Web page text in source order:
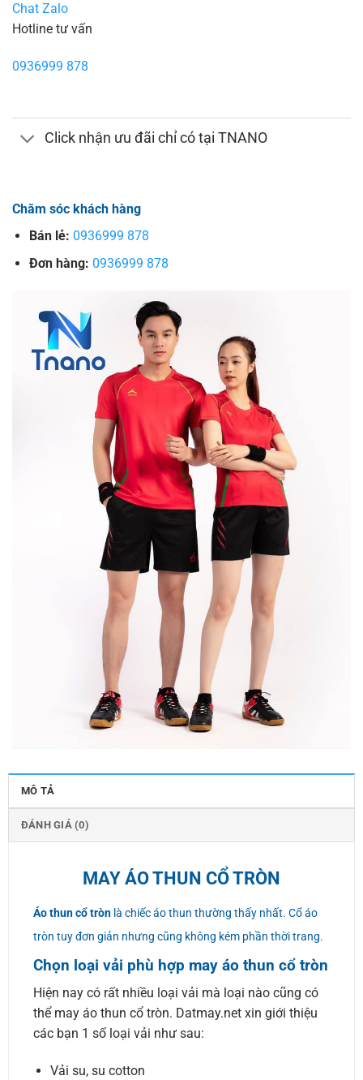
Chat Zalo
Hotline tư vấn
0936999 878
Click nhận ưu đãi chỉ có tại TNANO
Chăm sóc khách hàng
Bán lẻ: 0936999 878
Đơn hàng: 0936999 878
MÔ TẢ
ĐÁNH GIÁ (0)
MAY ÁO THUN CỔ TRÒN
Áo thun cổ trònlà chiếc áo thun thường thấy nhất. Cổ áo
tròn tuy đơn giản nhưng cũng không kém phần thời trang.
Chọn loại vải phù hợp may áo thun cổ tròn
Hiện nay có rất nhiều loại vải mà loại nào cũng có
thể may áo thun cổ tròn. Datmay.net xin giới thiệu
các bạn 1 số loại vải như sau:
Vải su, su cotton